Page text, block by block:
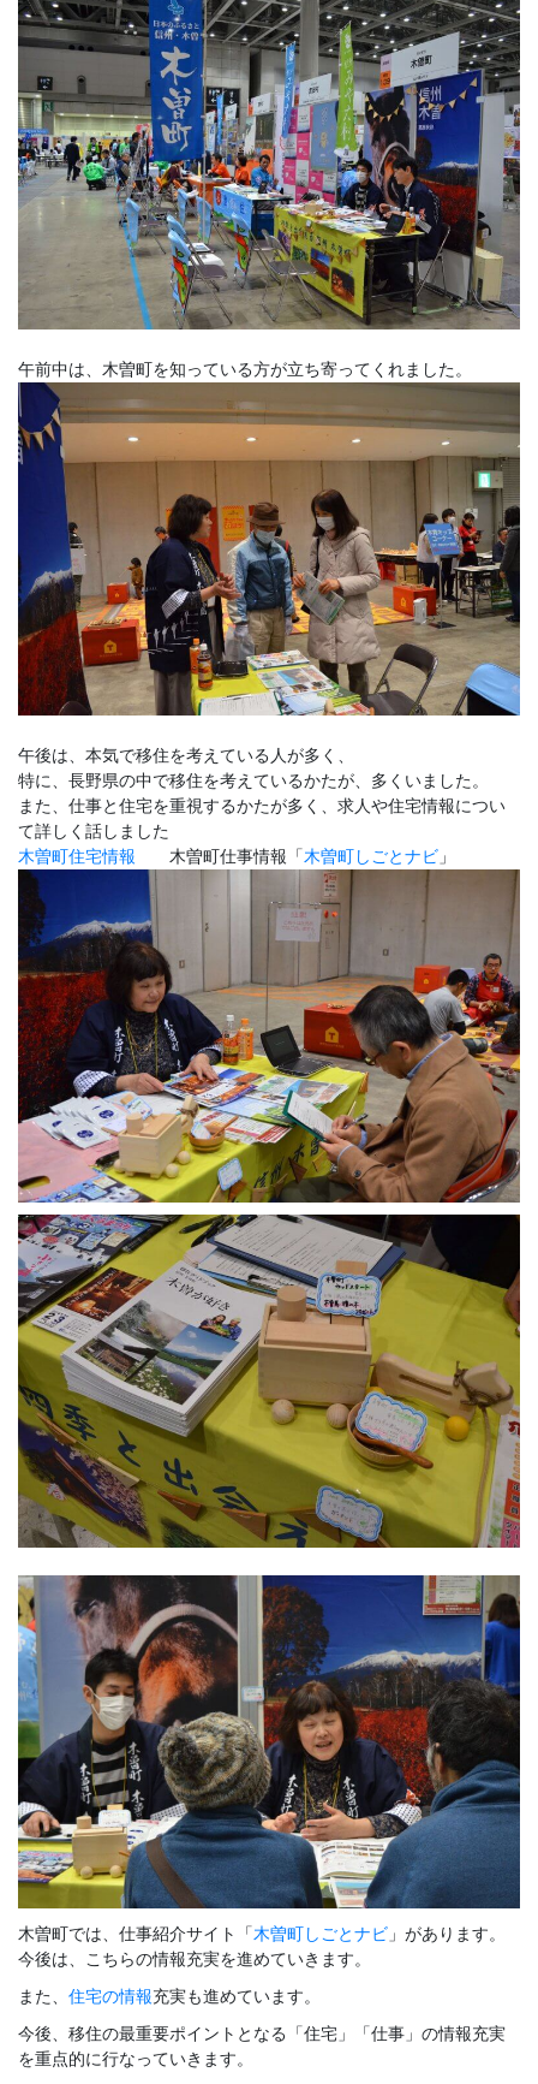
午前中は、木曽町を知っている方が立ち寄ってくれました。
午後は、本気で移住を考えている人が多く、
特に、長野県の中で移住を考えているかたが、多くいました。
また、仕事と住宅を重視するかたが多く、求人や住宅情報につい
て詳しく話しました
木曽町住宅情報 木曽町仕事情報「木曽町しごとナビ 」
木曽町では、仕事紹介サイト「木曽町しごとナビ 」があります。
今後は、こちらの情報充実を進めていきます。
また、 住宅の情報充実も進めています。
今後、移住の最重要ポイントとなる「住宅」「仕事」の情報充実
を重点的に行なっていきます。